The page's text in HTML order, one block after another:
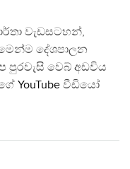
වැඩසටහන්,
දේශපාලන
පුරවැසි වෙබ් අඩවිය
YouTube වීඩියෝ